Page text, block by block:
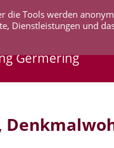
die Tools werden
Dienstleistungen und
UNTERNEHMEN
Germering